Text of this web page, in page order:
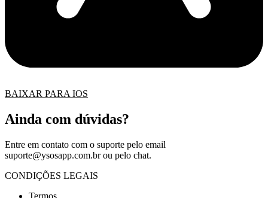
BAIXAR PARA IOS
Ainda com dúvidas?
Entre em contato com o suporte pelo email
suporte@ysosapp.com.brou pelo chat.
CONDIÇÕES LEGAIS
Termos